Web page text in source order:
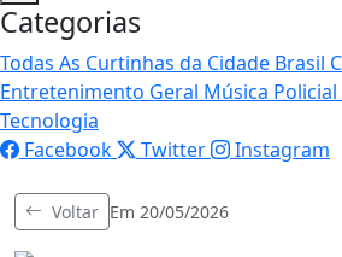
Categorias
Todas As Curtinhas da Cidade Brasil
Entretenimento Geral Música Policial
Tecnologia
Facebook
Twitter Instagram
Voltar Em 20/05/2026